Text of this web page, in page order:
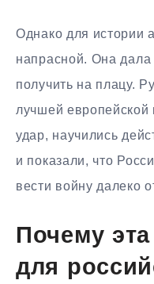
Однако для истории
напрасной. Она
получить на плацу.
лучшей
удар, научились
и показали, что
вести войну далеко
Почему
для